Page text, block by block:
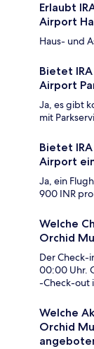
Erlaubt
Airport
Haus- und
Bietet
Airport
Ja, es gibt
mit
Bietet
Airport
Ja, ein
900 INR
Welche
Orchid
Der Check-
00:00 Uhr.
-Check-out
Welche
Orchid